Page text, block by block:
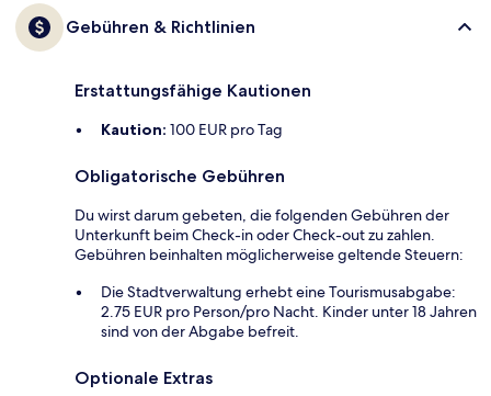
Gebühren & Richtlinien
Erstattungsfähige Kautionen
Kaution: 100 EUR pro Tag
Obligatorische Gebühren
Du wirst darum gebeten, die folgenden Gebühren der
Unterkunft beim Check-in oder Check-out zu zahlen.
Gebühren beinhalten möglicherweise geltende Steuern:
Die Stadtverwaltung erhebt eine Tourismusabgabe:
2.75 EUR pro Person/pro Nacht. Kinder unter 18 Jahren
sind von der Abgabe befreit.
Optionale Extras